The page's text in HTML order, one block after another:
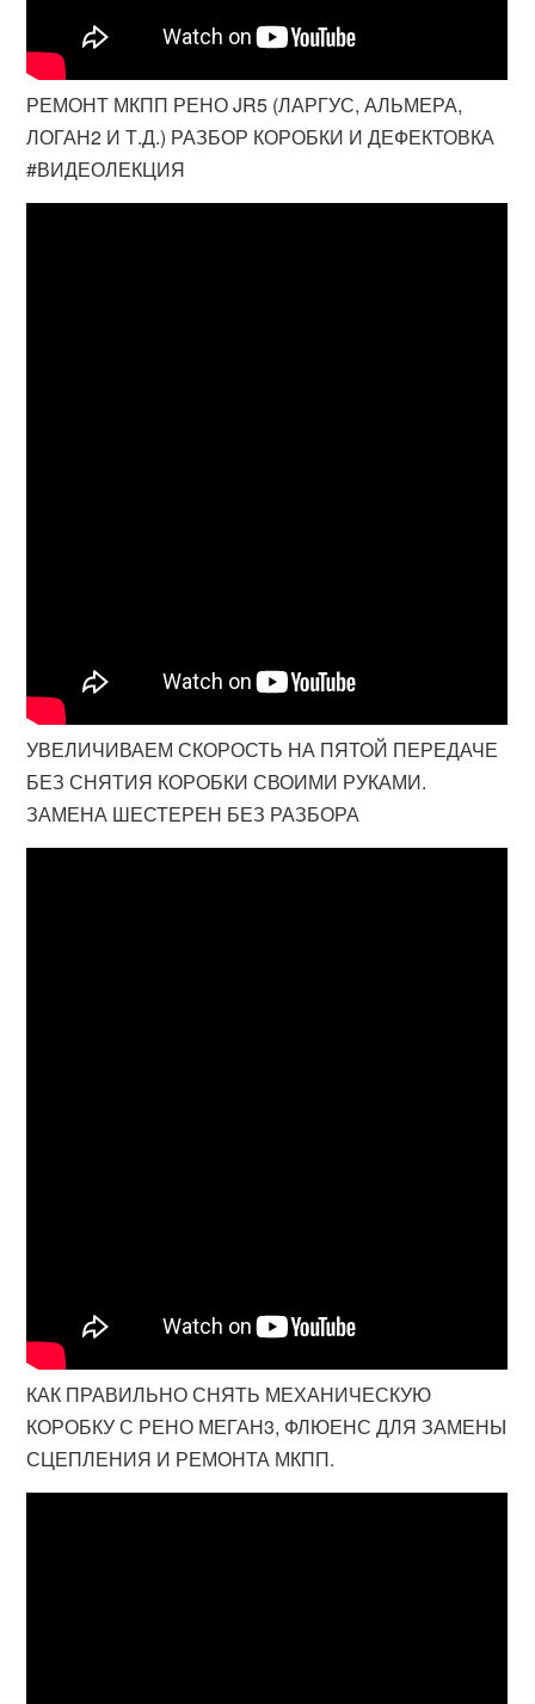
РЕМОНТ МКПП РЕНО JR5 (ЛАРГУС, АЛЬМЕРА,
ЛОГАН2 И Т.Д.) РАЗБОР КОРОБКИ И ДЕФЕКТОВКА
#ВИДЕОЛЕКЦИЯ
УВЕЛИЧИВАЕМ СКОРОСТЬ НА ПЯТОЙ ПЕРЕДАЧЕ
БЕЗ СНЯТИЯ КОРОБКИ СВОИМИ РУКАМИ.
ЗАМЕНА ШЕСТЕРЕН БЕЗ РАЗБОРА
КАК ПРАВИЛЬНО СНЯТЬ МЕХАНИЧЕСКУЮ
КОРОБКУ С РЕНО МЕГАН3, ФЛЮЕНС ДЛЯ ЗАМЕНЫ
СЦЕПЛЕНИЯ И РЕМОНТА МКПП.